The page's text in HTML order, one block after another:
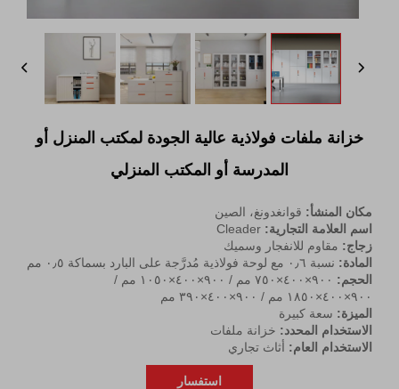
خزانة ملفات فولاذية عالية الجودة لمكتب المنزل أو
المدرسة أو المكتب المنزلي
مكان المنشأ: قوانغدونغ، الصين
اسم العلامة التجارية: Cleader
زجاج: مقاوم للانفجار وسميك
المادة: نسبة ٠٫٦ مع لوحة فولاذية مُدرَّجة على البارد بسماكة ٠٫٥ مم
الحجم:
٩٠٠×٤٠٠×٧٥٠ مم / ٩٠٠×٤٠٠×١٠٥٠ مم /
٩٠٠×٤٠٠×١٨٥٠ مم / ٩٠٠×٤٠٠×٣٩٠ مم
الميزة: سعة كبيرة
الاستخدام المحدد: خزانة ملفات
الاستخدام العام: أثاث تجاري
استفسار